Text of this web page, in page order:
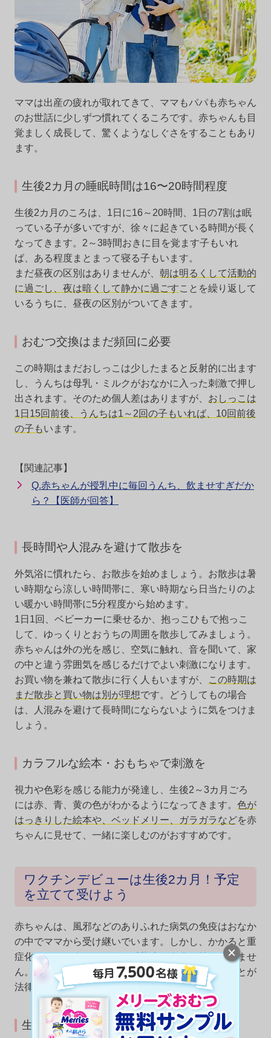
ママは出産の疲れが取れてきて、ママもパパも赤ちゃん
のお世話に少しずつ慣れてくるころです。赤ちゃんも目
覚ましく成長して、驚くようなしぐさをすることもあり
ます。
生後2カ月の睡眠時間は16〜20時間程度
生後2カ月のころは、1日に16～20時間、1日の7割は眠
っている子が多いですが、徐々に起きている時間が長く
なってきます。2～3時間おきに目を覚ます子もいれ
ば、ある程度まとまって寝る子もいます。
まだ昼夜の区別はありませんが、 朝は明るくして活動的
に過ごし、夜は暗くして静かに過ごすことを繰り返して
いるうちに、昼夜の区別がついてきます。
おむつ交換はまだ頻回に必要
この時期はまだおしっこは少したまると反射的に出ます
し、うんちは母乳・ミルクがおなかに入った刺激で押し
出されます。そのため個人差はありますが、 おしっこは
1日15回前後、うんちは1～2回の子もいれば、10回前後
の子もいます。
【関連記事】
Q.赤ちゃんが授乳中に毎回うんち、飲ませすぎだか
ら？【医師が回答】
長時間や人混みを避けて散歩を
外気浴に慣れたら、お散歩を始めましょう。お散歩は暑
い時期なら涼しい時間帯に、寒い時期なら日当たりのよ
い暖かい時間帯に5分程度から始めます。
1日1回、ベビーカーに乗せるか、抱っこひもで抱っこ
して、ゆっくりとおうちの周囲を散歩してみましょう。
赤ちゃんは外の光を感じ、空気に触れ、音を聞いて、家
の中と違う雰囲気を感じるだけでよい刺激になります。
お買い物を兼ねて散歩に行く人もいますが、
この時期は
まだ散歩と買い物は別が理想です。どうしてもの場合
は、人混みを避けて長時間にならないように気をつけま
しょう。
カラフルな絵本・おもちゃで刺激を
視力や色彩を感じる能力が発達し、生後2～3カ月ごろ
には赤、青、黄の色がわかるようになってきます。 色が
はっきりした絵本や、ベッドメリー、ガラガラなどを赤
ちゃんに見せて、一緒に楽しむのがおすすめです。
ワクチンデビューは生後2カ月！予定
を立てて受けよう
赤ちゃんは、風邪などのありふれた病気の免疫はおなか
の中でママから受け継いでいます。しかし、かかると重
症化しやすく命にかかわる感染症の免疫は持っていませ
ん。そのため、命を守るためにワクチンを受けることが
法律で決められています。
生後2カ月のときに受けるワクチン